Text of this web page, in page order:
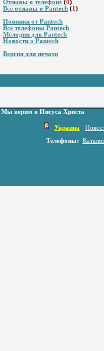
Отзывы о телефоне (0)
Все отзывы о Pantech (1 )
Новинки от Pantech
Все телефоны Pantech
Мелодии для Pantech
Новости о Pantech
Версия для печати
Мы верим в Иисуса Христа
Украина
Телефоны: